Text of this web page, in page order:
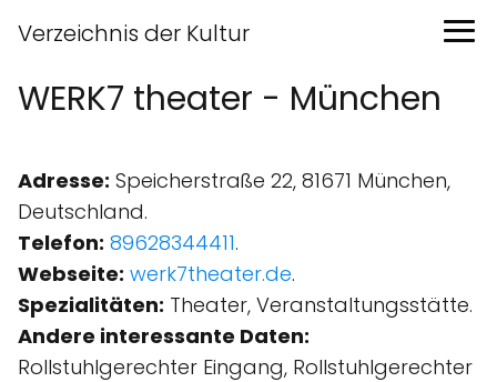
Verzeichnis der Kultur
WERK7 theater - München
Adresse: Speicherstraße 22, 81671 München,
Deutschland.
Telefon: 89628344411.
Webseite: werk7theater.de.
Spezialitäten: Theater, Veranstaltungsstätte.
Andere interessante Daten:
Rollstuhlgerechter Eingang, Rollstuhlgerechter